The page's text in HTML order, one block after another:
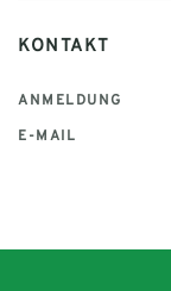
KONTAKT
ANMELDUNG
E-MAIL